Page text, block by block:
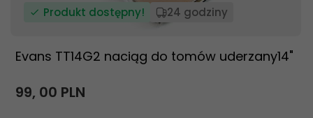
Produkt dostępny! 24 godziny
Evans TT14G2 naciąg do tomów uderzany14"
99, 00 PLN